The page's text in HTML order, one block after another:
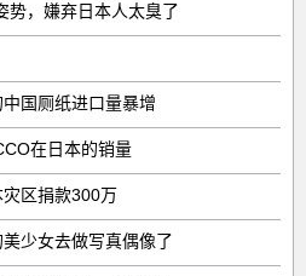
势，嫌弃日本人太臭了
国厕纸进口量暴增
在日本的销量
区捐款300万
少女去做写真偶像了